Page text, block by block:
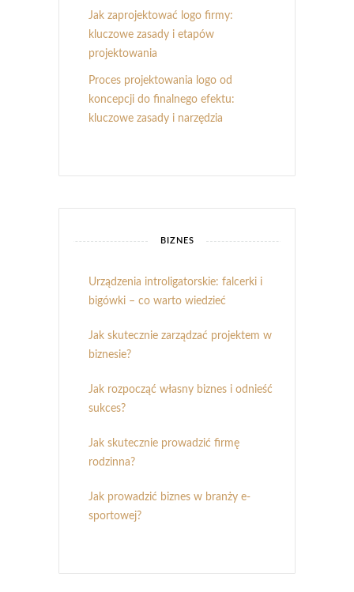
Jak zaprojektować logo firmy:
kluczowe zasady i etapów
projektowania
Proces projektowania logo od
koncepcji do finalnego efektu:
kluczowe zasady i narzędzia
BIZNES
Urządzenia introligatorskie: falcerki i
bigówki – co warto wiedzieć
Jak skutecznie zarządzać projektem w
biznesie?
Jak rozpocząć własny biznes i odnieść
sukces?
Jak skutecznie prowadzić firmę
rodzinna?
Jak prowadzić biznes w branży e-
sportowej?